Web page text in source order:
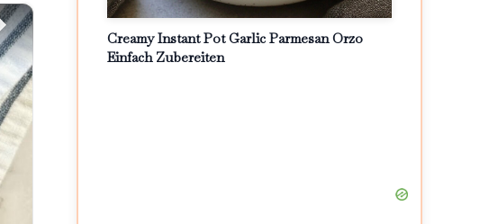
×
Creamy Instant Pot Garlic Parmesan Orzo
Einfach Zubereiten